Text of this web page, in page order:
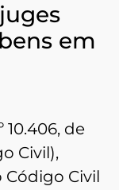
em
10.406, de
Civil),
Código Civil